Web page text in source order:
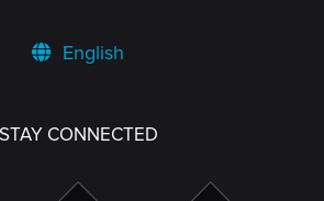
English
STAY CONNECTED